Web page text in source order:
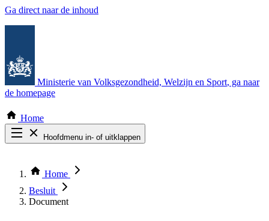
Ga direct naar de inhoud
Ministerie van Volksgezondheid, Welzijn en Sport, ga naar
de homepage
Home
Hoofdmenu in- of uitklappen
Thema COVID-19
Bekijk per bestuursorgaan
Home
Besluit
Document